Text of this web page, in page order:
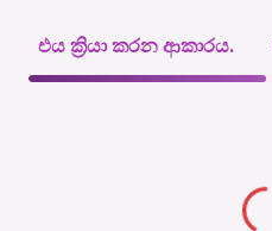
එය ක්‍රියා කරන ආකාරය.